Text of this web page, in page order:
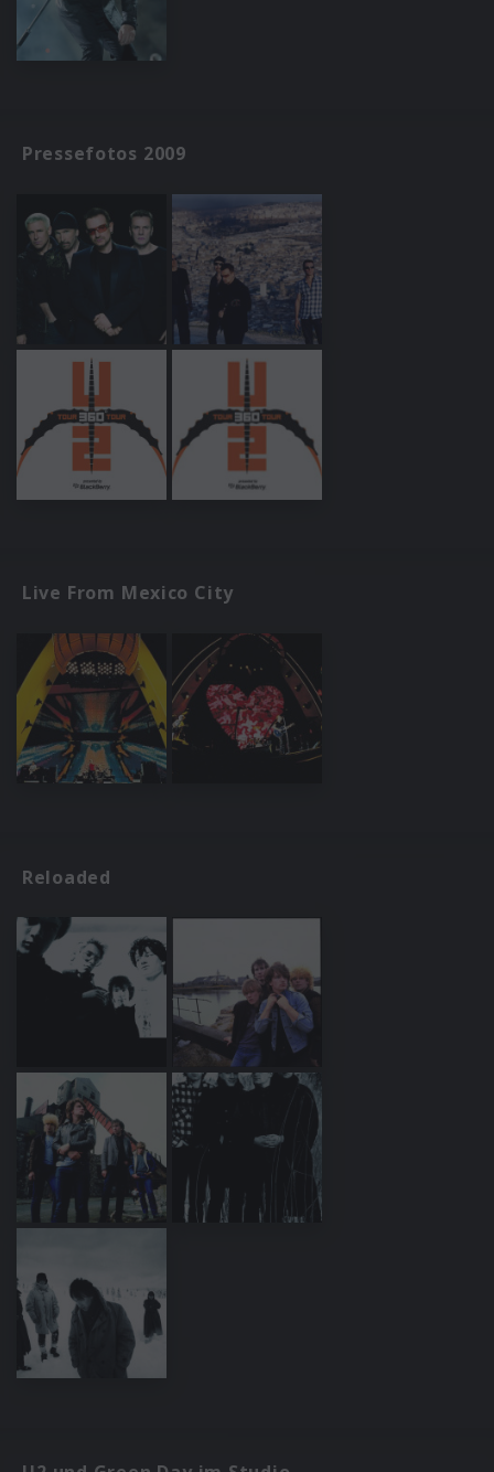
Pressefotos 2009
Live From Mexico City
Reloaded